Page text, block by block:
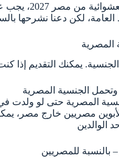
للتقديم على الهجرة
لكن دعنا نشرحها
المصرية
يمكنك التقديم إذا
الجنسية المصرية
المصرية حتى لو ولدت
لأبوين مصريين خارج مصر،
الوالدين
– بالنسبة للمصريين